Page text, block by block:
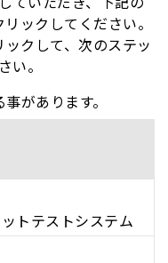
ックしてください。
クして、次のステッ
い。
があります。
トテストシステム